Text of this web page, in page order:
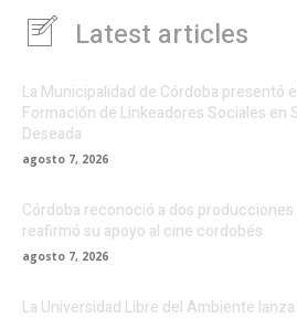
Latest articles
La Municipalidad de Córdoba presentó
Formación de Linkeadores Sociales en
Deseada
agosto 7, 2026
Córdoba reconoció a dos producciones
reafirmó su apoyo al cine cordobés
agosto 7, 2026
La Universidad Libre del Ambiente